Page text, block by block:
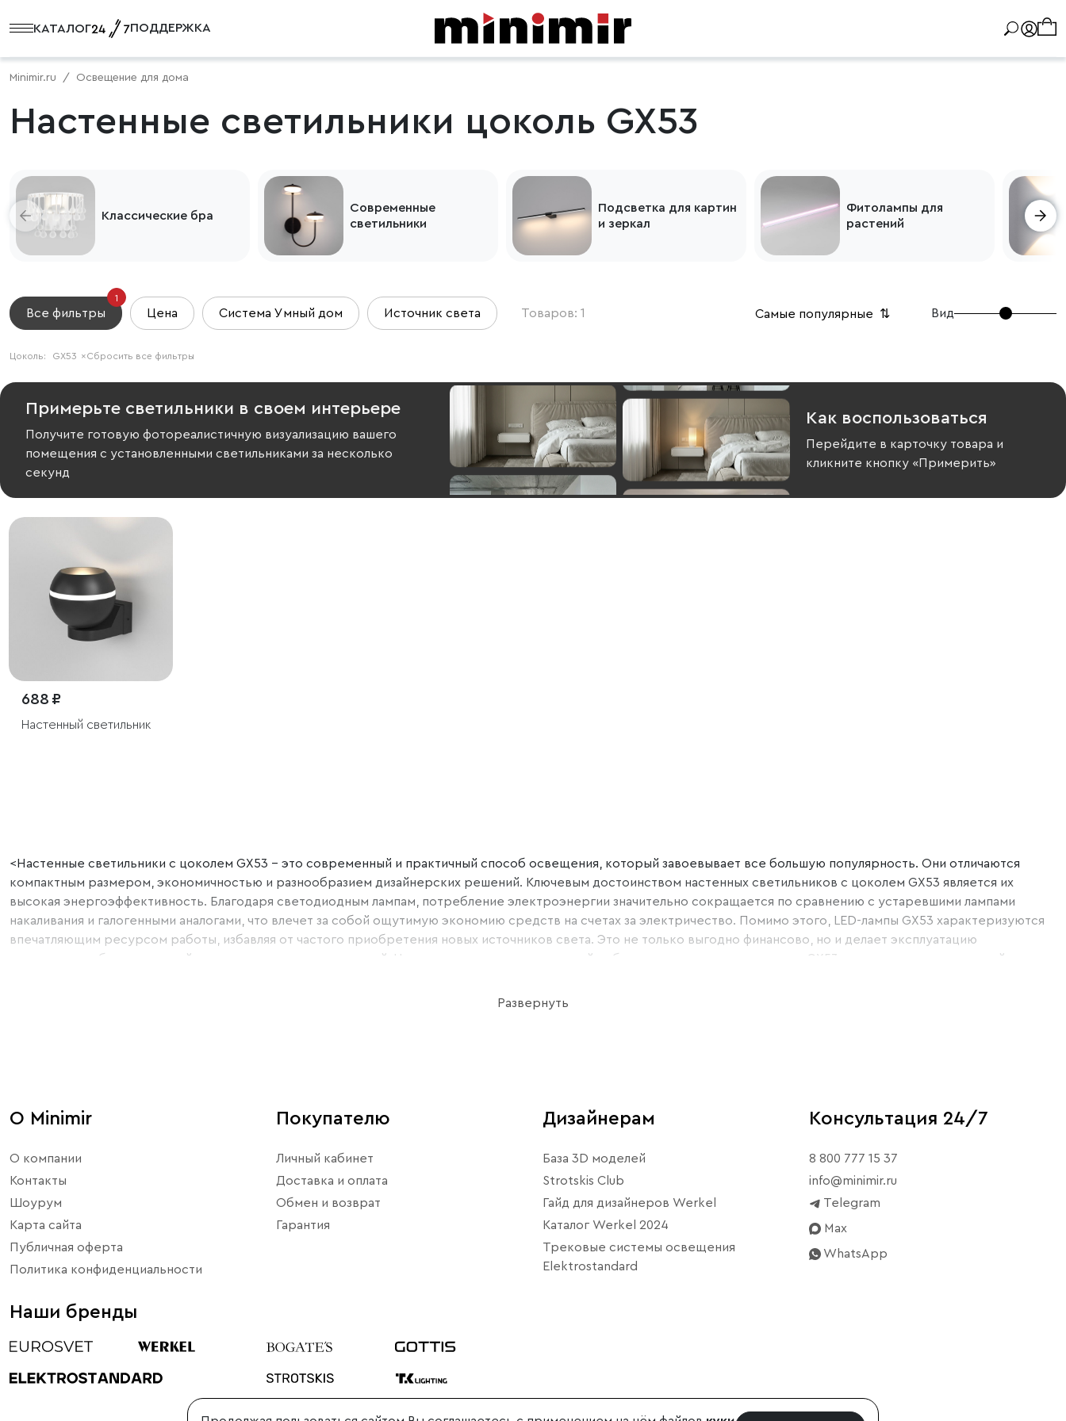
КАТАЛОГ ПОДДЕРЖКА
Minimir.ru Освещение для дома
Настенные светильники цоколь GX53
Классические бра
Современные
светильники
Подсветка для картин
и зеркал
Фитолампы для
растений
Все фильтры
1
Цена Система Умный дом Источник света Товаров: 1 Самые популярные ⇅ Вид
Сбросить все фильтры
Цоколь: GX53 ×
Примерьте светильники в своем интерьере
Получите готовую фотореалистичную визуализацию вашего
помещения с установленными светильниками за несколько
секунд
Как воспользоваться
Перейдите в карточку товара и
кликните кнопку «Примерить»
688 ₽
Настенный светильник
<Настенные светильники с цоколем GX53 – это современный и практичный способ освещения, который завоевывает все большую популярность. Они отличаются
компактным размером, экономичностью и разнообразием дизайнерских решений. Ключевым достоинством настенных светильников с цоколем GX53 является их
высокая энергоэффективность. Благодаря светодиодным лампам, потребление электроэнергии значительно сокращается по сравнению с устаревшими лампами
накаливания и галогенными аналогами, что влечет за собой ощутимую экономию средств на счетах за электричество. Помимо этого, LED-лампы GX53 характеризуются
впечатляющим ресурсом работы, избавляя от частого приобретения новых источников света. Это не только выгодно финансово, но и делает эксплуатацию
светильников более простой и экологически ответственной. На рынке представлен широкий выбор настенных светильников с GX53 в различных стилях и дизайнерских
разнообразных форм, с использованием различных отделочных материалов, включая металл, стекло, древесину и полимеры. Благодаря своим компактным размерам,
Развернуть
О Minimir
О компании
Контакты
Шоурум
Карта сайта
Публичная оферта
Политика конфиденциальности
Покупателю
Личный кабинет
Доставка и оплата
Обмен и возврат
Гарантия
Дизайнерам
База 3D моделей
Strotskis Club
Гайд для дизайнеров Werkel
Каталог Werkel 2024
Трековые системы освещения
Elektrostandard
Консультация 24/7
8 800 777 15 37
info@minimir.ru
Telegram
Max
WhatsApp
Наши бренды